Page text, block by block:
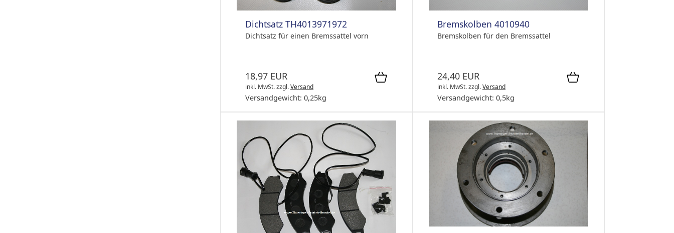
Dichtsatz TH4013971972
Dichtsatz für einen Bremssattel vorn
18,97 EUR
inkl. MwSt.zzgl.Versand
Versandgewicht: 0,25kg
Bremskolben 4010940
Bremskolben für den Bremssattel
24,40 EUR
inkl. MwSt.zzgl.Versand
Versandgewicht: 0,5kg